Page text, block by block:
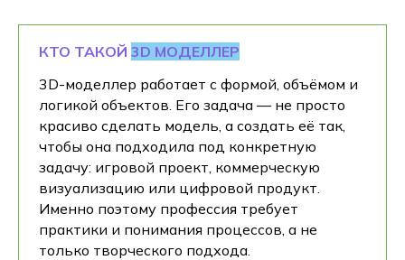
КТО ТАКОЙ 3D МОДЕЛЛЕР
3D-моделлер работает с формой, объёмом и
логикой объектов. Его задача — не просто
красиво сделать модель, а создать её так,
чтобы она подходила под конкретную
задачу: игровой проект, коммерческую
визуализацию или цифровой продукт.
Именно поэтому профессия требует
практики и понимания процессов, а не
только творческого подхода.